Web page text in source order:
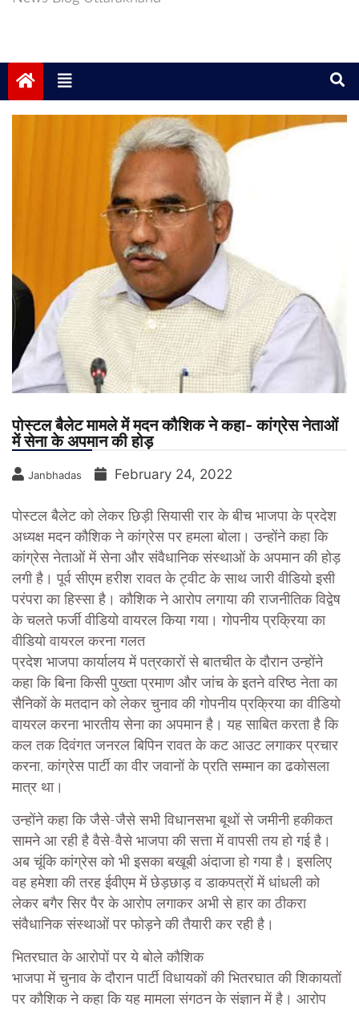
पोस्टल बैलेट मामले में मदन कौशिक ने कहा- कांग्रेस नेताओं
में सेना के अपमान की होड़
Janbhadas February 24, 2022
पोस्टल बैलेट को लेकर छिड़ी सियासी रार के बीच भाजपा के प्रदेश
अध्यक्ष मदन कौशिक ने कांग्रेस पर हमला बोला। उन्होंने कहा कि
कांग्रेस नेताओं में सेना और संवैधानिक संस्थाओं के अपमान की होड़
लगी है। पूर्व सीएम हरीश रावत के ट्वीट के साथ जारी वीडियो इसी
परंपरा का हिस्सा है। कौशिक ने आरोप लगाया की राजनीतिक विद्वेष
के चलते फर्जी वीडियो वायरल किया गया।गोपनीय प्रक्रिया का
वीडियो वायरल करना गलत
प्रदेश भाजपा कार्यालय में पत्रकारों से बातचीत के दौरान उन्होंने
कहा कि बिना किसी पुख्ता प्रमाण और जांच के इतने वरिष्ठ नेता का
सैनिकों के मतदान को लेकर चुनाव की गोपनीय प्रक्रिया का वीडियो
वायरल करना भारतीय सेना का अपमान है। यह साबित करता है कि
कल तक दिवंगत जनरल बिपिन रावत के कट आउट लगाकर प्रचार
करना, कांग्रेस पार्टी का वीर जवानों के प्रति सम्मान का ढकोसला
मात्र था।
उन्होंने कहा कि जैसे-जैसे सभी विधानसभा बूथों से जमीनी हकीकत
सामने आ रही है वैसे-वैसे भाजपा की सत्ता में वापसी तय हो गई है।
अब चूंकि कांग्रेस को भी इसका बखूबी अंदाजा हो गया है। इसलिए
वह हमेशा की तरह ईवीएम में छेड़छाड़ व डाकपत्रों में धांधली को
लेकर बगैर सिर पैर के आरोप लगाकर अभी से हार का ठीकरा
संवैधानिक संस्थाओं पर फोड़ने की तैयारी कर रही है।
भितरघात के आरोपों पर ये बोले कौशिक
भाजपा में चुनाव के दौरान पार्टी विधायकों की भितरघात की शिकायतों
पर कौशिक ने कहा कि यह मामला संगठन के संज्ञान में है। आरोप